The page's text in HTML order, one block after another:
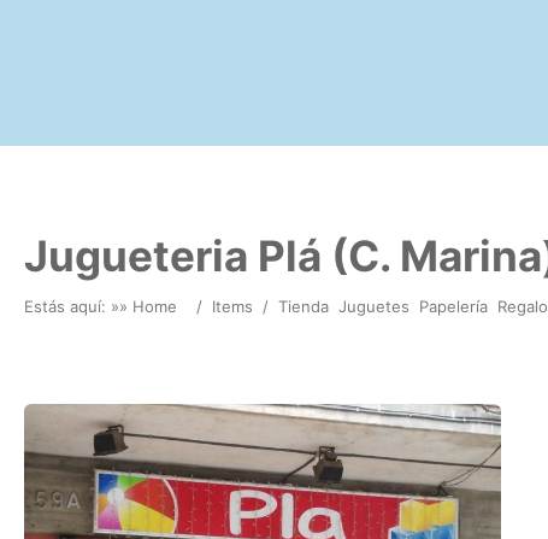
Jugueteria Plá (C.
Estás aquí: »» Home / Items / Tienda Juguetes Papelería